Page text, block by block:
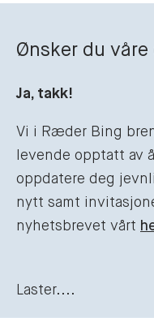
Ønsker du våre
Ja, takk!
Vi i Ræder Bing
levende opptatt av
oppdatere deg
nytt samt
nyhetsbrevet vårt
Laster....